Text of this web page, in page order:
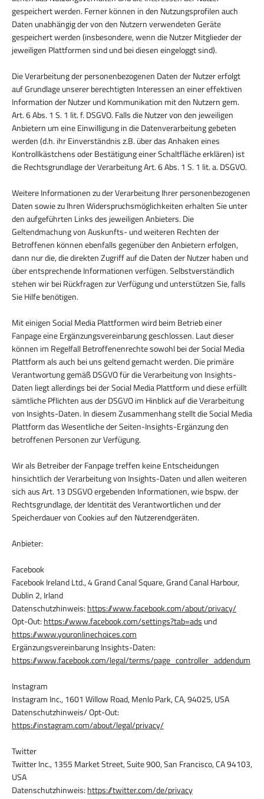
gespeichert werden. Ferner können in den Nutzungsprofilen auch
Daten unabhängig der von den Nutzern verwendeten Geräte
gespeichert werden (insbesondere, wenn die Nutzer Mitglieder der
jeweiligen Plattformen sind und bei diesen eingeloggt sind).
Die Verarbeitung der personenbezogenen Daten der Nutzer erfolgt
auf Grundlage unserer berechtigten Interessen an einer effektiven
Information der Nutzer und Kommunikation mit den Nutzern gem.
Art. 6 Abs. 1 S. 1 lit. f. DSGVO. Falls die Nutzer von den jeweiligen
Anbietern um eine Einwilligung in die Datenverarbeitung gebeten
werden (d.h. ihr Einverständnis z.B. über das Anhaken eines
Kontrollkästchens oder Bestätigung einer Schaltfläche erklären) ist
die Rechtsgrundlage der Verarbeitung Art. 6 Abs. 1 S. 1 lit. a. DSGVO.
Weitere Informationen zu der Verarbeitung Ihrer personenbezogenen
Daten sowie zu Ihren Widerspruchsmöglichkeiten erhalten Sie unter
den aufgeführten Links des jeweiligen Anbieters. Die
Geltendmachung von Auskunfts- und weiteren Rechten der
Betroffenen können ebenfalls gegenüber den Anbietern erfolgen,
dann nur die, die direkten Zugriff auf die Daten der Nutzer haben und
über entsprechende Informationen verfügen. Selbstverständlich
stehen wir bei Rückfragen zur Verfügung und unterstützen Sie, falls
Sie Hilfe benötigen.
Mit einigen Social Media Plattformen wird beim Betrieb einer
Fanpage eine Ergänzungsvereinbarung geschlossen. Laut dieser
können im Regelfall Betroffenenrechte sowohl bei der Social Media
Plattform als auch bei uns geltend gemacht werden. Die primäre
Verantwortung gemäß DSGVO für die Verarbeitung von Insights-
Daten liegt allerdings bei der Social Media Plattform und diese erfüllt
sämtliche Pflichten aus der DSGVO im Hinblick auf die Verarbeitung
von Insights-Daten. In diesem Zusammenhang stellt die Social Media
Plattform das Wesentliche der Seiten-Insights-Ergänzung den
betroffenen Personen zur Verfügung.
Wir als Betreiber der Fanpage treffen keine Entscheidungen
hinsichtlich der Verarbeitung von Insights-Daten und allen weiteren
sich aus Art. 13 DSGVO ergebenden Informationen, wie bspw. der
Rechtsgrundlage, der Identität des Verantwortlichen und der
Speicherdauer von Cookies auf den Nutzerendgeräten.
Anbieter:
Facebook
Facebook Ireland Ltd., 4 Grand Canal Square, Grand Canal Harbour,
Dublin 2, Irland
Datenschutzhinweis: https://www.facebook.com/about/privacy/
Opt-Out: https://www.facebook.com/settings?tab=ads und
https://www.youronlinechoices.com
Ergänzungsvereinbarung Insights-Daten:
https://www.facebook.com/legal/terms/page_controller_addendum
Instagram
Instagram Inc., 1601 Willow Road, Menlo Park, CA, 94025, USA
Datenschutzhinweis/ Opt-Out:
https://instagram.com/about/legal/privacy/
Twitter
Twitter Inc., 1355 Market Street, Suite 900, San Francisco, CA 94103,
USA
Datenschutzhinweis: https://twitter.com/de/privacy